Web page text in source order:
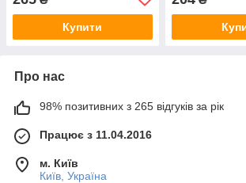
Купити
Про нас
98% позитивних з 265 відгуків за рік
Працює з 11.04.2016
м. Київ
Київ, Україна